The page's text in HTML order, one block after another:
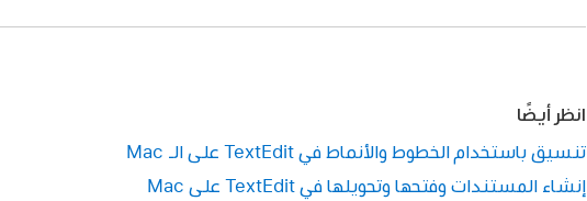
انظر أيضًا
تنسيق باستخدام الخطوط والأنماط في TextEdit على الـ Mac
إنشاء المستندات وفتحها وتحويلها في TextEdit على Mac